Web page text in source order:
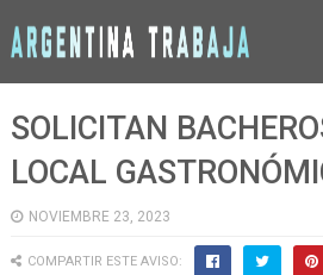
SOLICITAN
LOCAL
NOVIEMBRE 23, 2023
COMPARTIR ESTE AVISO: